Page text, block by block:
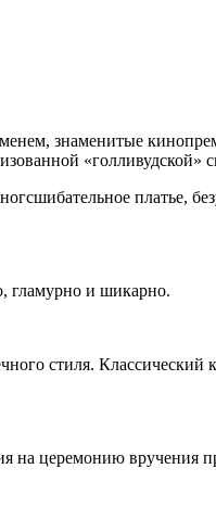
знаменитые
платье,
гламурно и шикарно.
стиля.
церемонию вручения